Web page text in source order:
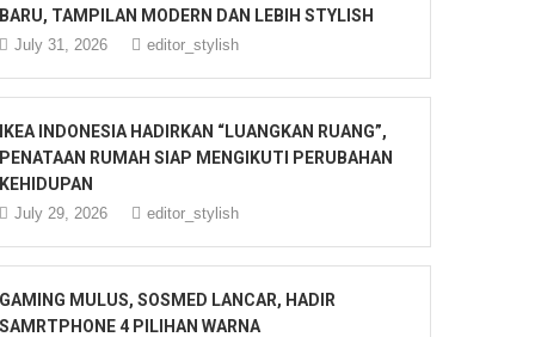
TAMPILAN MODERN DAN LEBIH STYLISH
July 31, 2026 editor_stylish
INDONESIA HADIRKAN “LUANGKAN RUANG”,
RUMAH SIAP MENGIKUTI PERUBAHAN
July 29, 2026 editor_stylish
MULUS, SOSMED LANCAR, HADIR
4 PILIHAN WARNA